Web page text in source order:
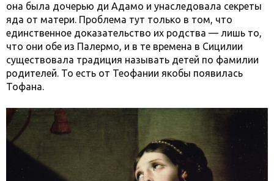
она была дочерью ди Адамо и унаследовала секреты
яда от матери. Проблема тут только в том, что
единственное доказательство их родства — лишь то,
что они обе из Палермо, и в те времена в Сицилии
существовала традиция называть детей по фамилии
родителей. То есть от Теофании якобы появилась
Тофана.